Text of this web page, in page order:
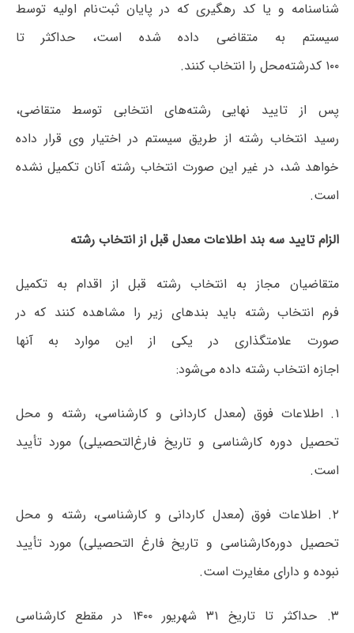
شناسنامه و یا کد رهگیری که در پایان ثبت‌نام اولیه توسط
سیستم به متقاضی داده شده است، حداکثر تا
۱۰۰ کدرشته‌محل را انتخاب کنند.
پس از تایید نهایی رشته‌های انتخابی توسط متقاضی،
رسید انتخاب رشته از طریق سیستم در اختیار وی قرار داده
خواهد شد، در غیر این صورت انتخاب رشته آنان تکمیل نشده
است.
الزام تایید سه بند اطلاعات معدل قبل از انتخاب رشته
متقاضیان مجاز به انتخاب رشته قبل از اقدام به تکمیل
فرم انتخاب رشته باید بندهای زیر را مشاهده کنند که در
صورت علامتگذاری در یکی از این موارد به آنها
اجازه انتخاب رشته داده می‌شود:
۱. اطلاعات فوق (معدل کاردانی و کارشناسی، رشته و محل
تحصیل دوره کارشناسی و تاریخ فارغ‌التحصیلی) مورد تأیید
است.
۲. اطلاعات فوق (معدل کاردانی و کارشناسی، رشته و محل
تحصیل دوره‌کارشناسی و تاریخ فارغ التحصیلی) مورد تأیید
نبوده و دارای مغایرت است.
۳. حداکثر تا تاریخ ۳۱ شهریور ۱۴۰۰ در مقطع کارشناسی